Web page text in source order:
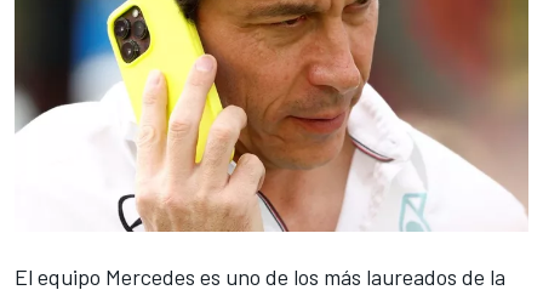
El equipo Mercedes es uno de los más laureados de la